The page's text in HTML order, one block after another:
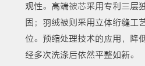
观性。高端被芯采用专利三层
固；羽绒被则采用立体绗缝工
位。预缩处理技术的应用，降
经多次洗涤后依然平整如新。